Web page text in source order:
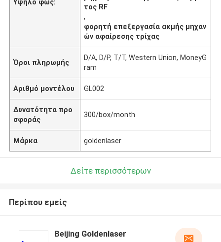
Υψηλό φως:
τος RF
,
φορητή επεξεργασία ακμής μηχαν
ών αφαίρεσης τρίχας
Όροι πληρωμής
D/A, D/P, T/T, Western Union, MoneyG
ram
Αριθμό μοντέλου GL002
Δυνατότητα προ
σφοράς
300/box/month
Μάρκα goldenlaser
Δείτε περισσότερων
Περίπου εμείς
Beijing Goldenlaser